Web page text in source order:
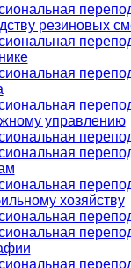
резиновых
управлению
хозяйству